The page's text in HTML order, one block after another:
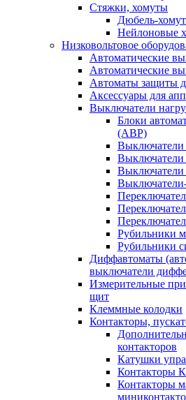
Стяжки, хомуты
Дюбель-
Нейлоновые
Низковольтовое
Автоматические
Автоматические
Автоматы защиты
Аксессуары для
Выключатели
Блоки
(АВР)
Выключатели
Выключатели
Выключатели
Рубильники
Рубильники
Диффавтоматы
выключатели
Измерительные
щит
Клеммные колодки
Контакторы,
контакторов
Катушки
Контакторы
Контакторы